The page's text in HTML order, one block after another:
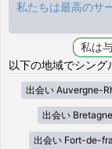
私たちは最高のサ
以下の地域でシング
出会い Auvergne-
出会い Bretagne
出会い Fort-de-